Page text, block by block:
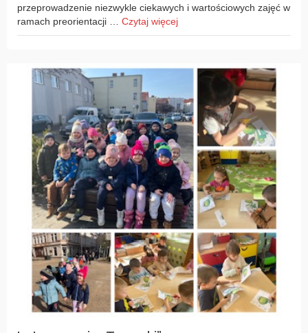
przeprowadzenie niezwykle ciekawych i wartościowych zajęć w
ramach preorientacji … Czytaj więcej